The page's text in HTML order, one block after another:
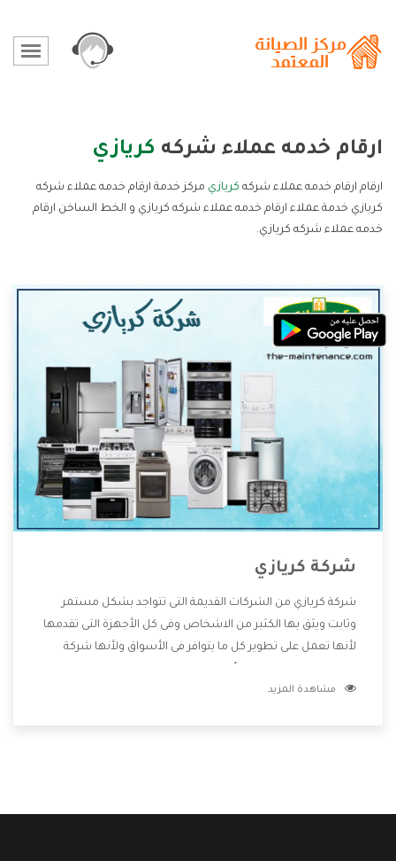
ارقام خدمه عملاء شركه كريازي
ارقام ارقام خدمه عملاء شركه كريازي مركز خدمة ارقام خدمه عملاء شركه
كريازي خدمة عملاء ارقام خدمه عملاء شركه كريازي و الخط الساخن ارقام
خدمه عملاء شركه كريازي.
شركة كريازي
شركة كريازي من الشركات القديمة التى تتواجد بشكل مستمر
وثابت ويثق بها الكثير من الاشخاص وفى كل الأجهزة التى تقدمها
لأنها تعمل على تطوير كل ما يتوافر فى الأسواق ولأنها شركة
وتقدم للعملاء أقوى العروض والخصومات التى تسهل على
مشاهدة المزيد